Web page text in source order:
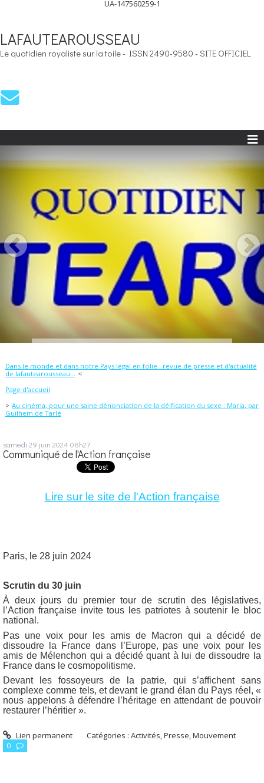
UA-147560259-1
LAFAUTEAROUSSEAU
Le quotidien royaliste sur la toile - ISSN 2490-9580 - SITE OFFICIEL
Dans le monde et dans notre Pays légal en folie : revue de presse et d'actualité
de lafautearousseau...
Page d'accueil
Au cinéma, pour une saine dénonciation de la déification du sexe : Maria, par
Guilhem de Tarlé
samedi 29 juin 2024 08h27
Communiqué de l'Action française
Lire sur le site de l'Action française
Paris, le 28 juin 2024
Scrutin du 30 juin
À deux jours du premier tour de scrutin des législatives,
l’Action française invite tous les patriotes à soutenir le bloc
national.
Pas une voix pour les amis de Macron qui a décidé de
dissoudre la France dans l’Europe, pas une voix pour les
amis de Mélenchon qui a décidé quant à lui de dissoudre la
France dans le cosmopolitisme.
Devant les fossoyeurs de la patrie, qui s’affichent sans
complexe comme tels, et devant le grand élan du Pays réel, «
nous appelons à défendre l’héritage en attendant de pouvoir
restaurer l’héritier ».
Lien permanent Catégories :Activités, Presse, Mouvement
0